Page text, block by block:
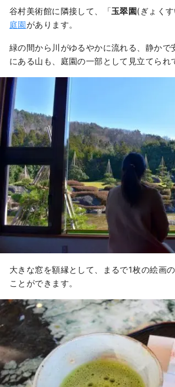
谷村美術館に隣接して、「玉翠園(ぎょく
庭園があります。
緑の間から川がゆるやかに流れる、静かで
にある山も、庭園の一部として見立てられ
大きな窓を額縁として、まるで1枚の絵画
ことができます。